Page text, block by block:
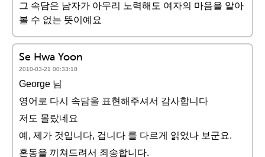
그 속담은 남자가 아무리 노력해도 여자의 마음을 알아
볼 수 없는 뜻이예요
Se Hwa Yoon
2010-03-21 00:33:18
George 님
영어로 다시 속담을 표현해주셔서 감사합니다
저도 몰랐네요
예, 제가 것입니다, 겁니다 를 다르게 읽었나 보군요.
혼동을 끼쳐드려서 죄송합니다.